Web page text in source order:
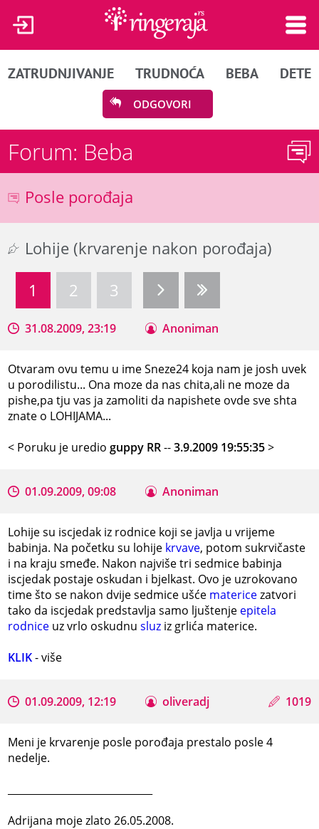
ZATRUDNJIVANJE TRUDNOĆA BEBA DETE
ODGOVORI
Forum: Beba
Posle porođaja
Lohije (krvarenje nakon porođaja)
1
2 3
31.08.2009, 23:19 Anoniman
Otvaram ovu temu u ime Sneze24 koja nam je josh uvek
u porodilistu... Ona moze da nas chita,ali ne moze da
pishe,pa tju vas ja zamoliti da napishete ovde sve shta
znate o LOHIJAMA...
< Poruku je uredioguppy RR--3.9.2009 19:55:35>
01.09.2009, 09:08 Anoniman
Lohije su iscjedak iz rodnice koji se javlja u vrijeme
babinja. Na početku su lohije krvave, potom sukrvičaste
i na kraju smeđe. Nakon najviše tri sedmice babinja
iscjedak postaje oskudan i bjelkast. Ovo je uzrokovano
time što se nakon dvije sedmice ušće matericezatvori
tako da iscjedak predstavlja samo ljuštenje epitela
rodnice uz vrlo oskudnusluz iz grlića materice.
KLIK- više
01.09.2009, 12:19 oliveradj 1019
Meni je krvarenje posle porođaja prestalo posle 4
nedelje.
Adrijana moje zlato 26.05.2008.